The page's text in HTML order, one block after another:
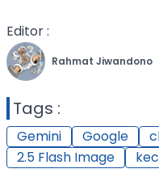
Editor :
Rahmat Jiwandono
Tags :
Gemini Google
2.5 Flash Image